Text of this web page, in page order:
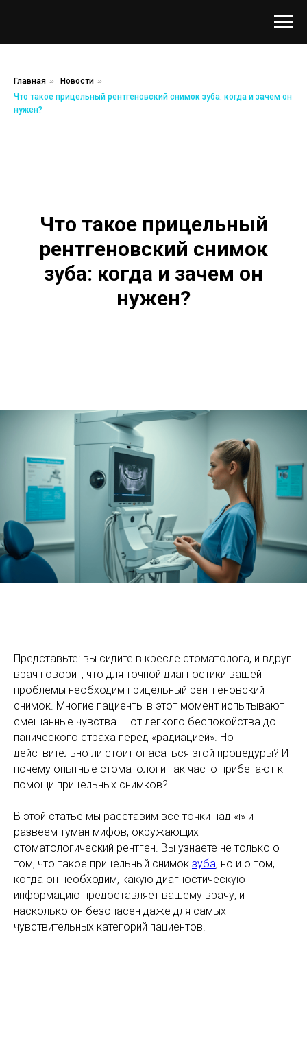
Главная » Новости »
Что такое прицельный рентгеновский снимок зуба: когда и зачем он
нужен?
Что такое прицельный
рентгеновский снимок
зуба: когда и зачем он
нужен?
Представьте: вы сидите в кресле стоматолога, и вдруг
врач говорит, что для точной диагностики вашей
проблемы необходим прицельный рентгеновский
снимок. Многие пациенты в этот момент испытывают
смешанные чувства — от легкого беспокойства до
панического страха перед «радиацией». Но
действительно ли стоит опасаться этой процедуры? И
почему опытные стоматологи так часто прибегают к
помощи прицельных снимков?
В этой статье мы расставим все точки над «i» и
развеем туман мифов, окружающих
стоматологический рентген. Вы узнаете не только о
том, что такое прицельный снимок зуба, но и о том,
когда он необходим, какую диагностическую
информацию предоставляет вашему врачу, и
насколько он безопасен даже для самых
чувствительных категорий пациентов.